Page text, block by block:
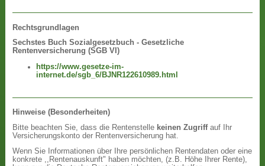
Rechtsgrundlagen
Sechstes Buch Sozialgesetzbuch - Gesetzliche
Rentenversicherung (SGB VI)
https://www.gesetze-im-
internet.de/sgb_6/BJNR122610989.html
Hinweise (Besonderheiten)
Bitte beachten Sie, dass die Rentenstelle keinen Zugriffauf Ihr
Versicherungskonto der Rentenversicherung hat.
Wenn Sie Informationen über Ihre persönlichen Rentendaten oder eine
konkrete ,,Rentenauskunft" haben möchten, (z.B. Höhe Ihrer Rente),